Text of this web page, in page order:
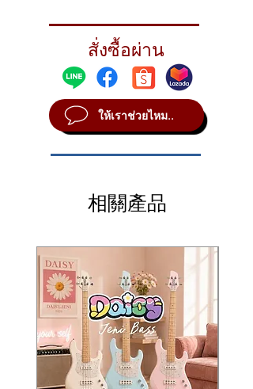
SOUND Bright
WEIGHT Thin
สั่งซื้อผ่าน
ให้เราช่วยไหม..
相關產品